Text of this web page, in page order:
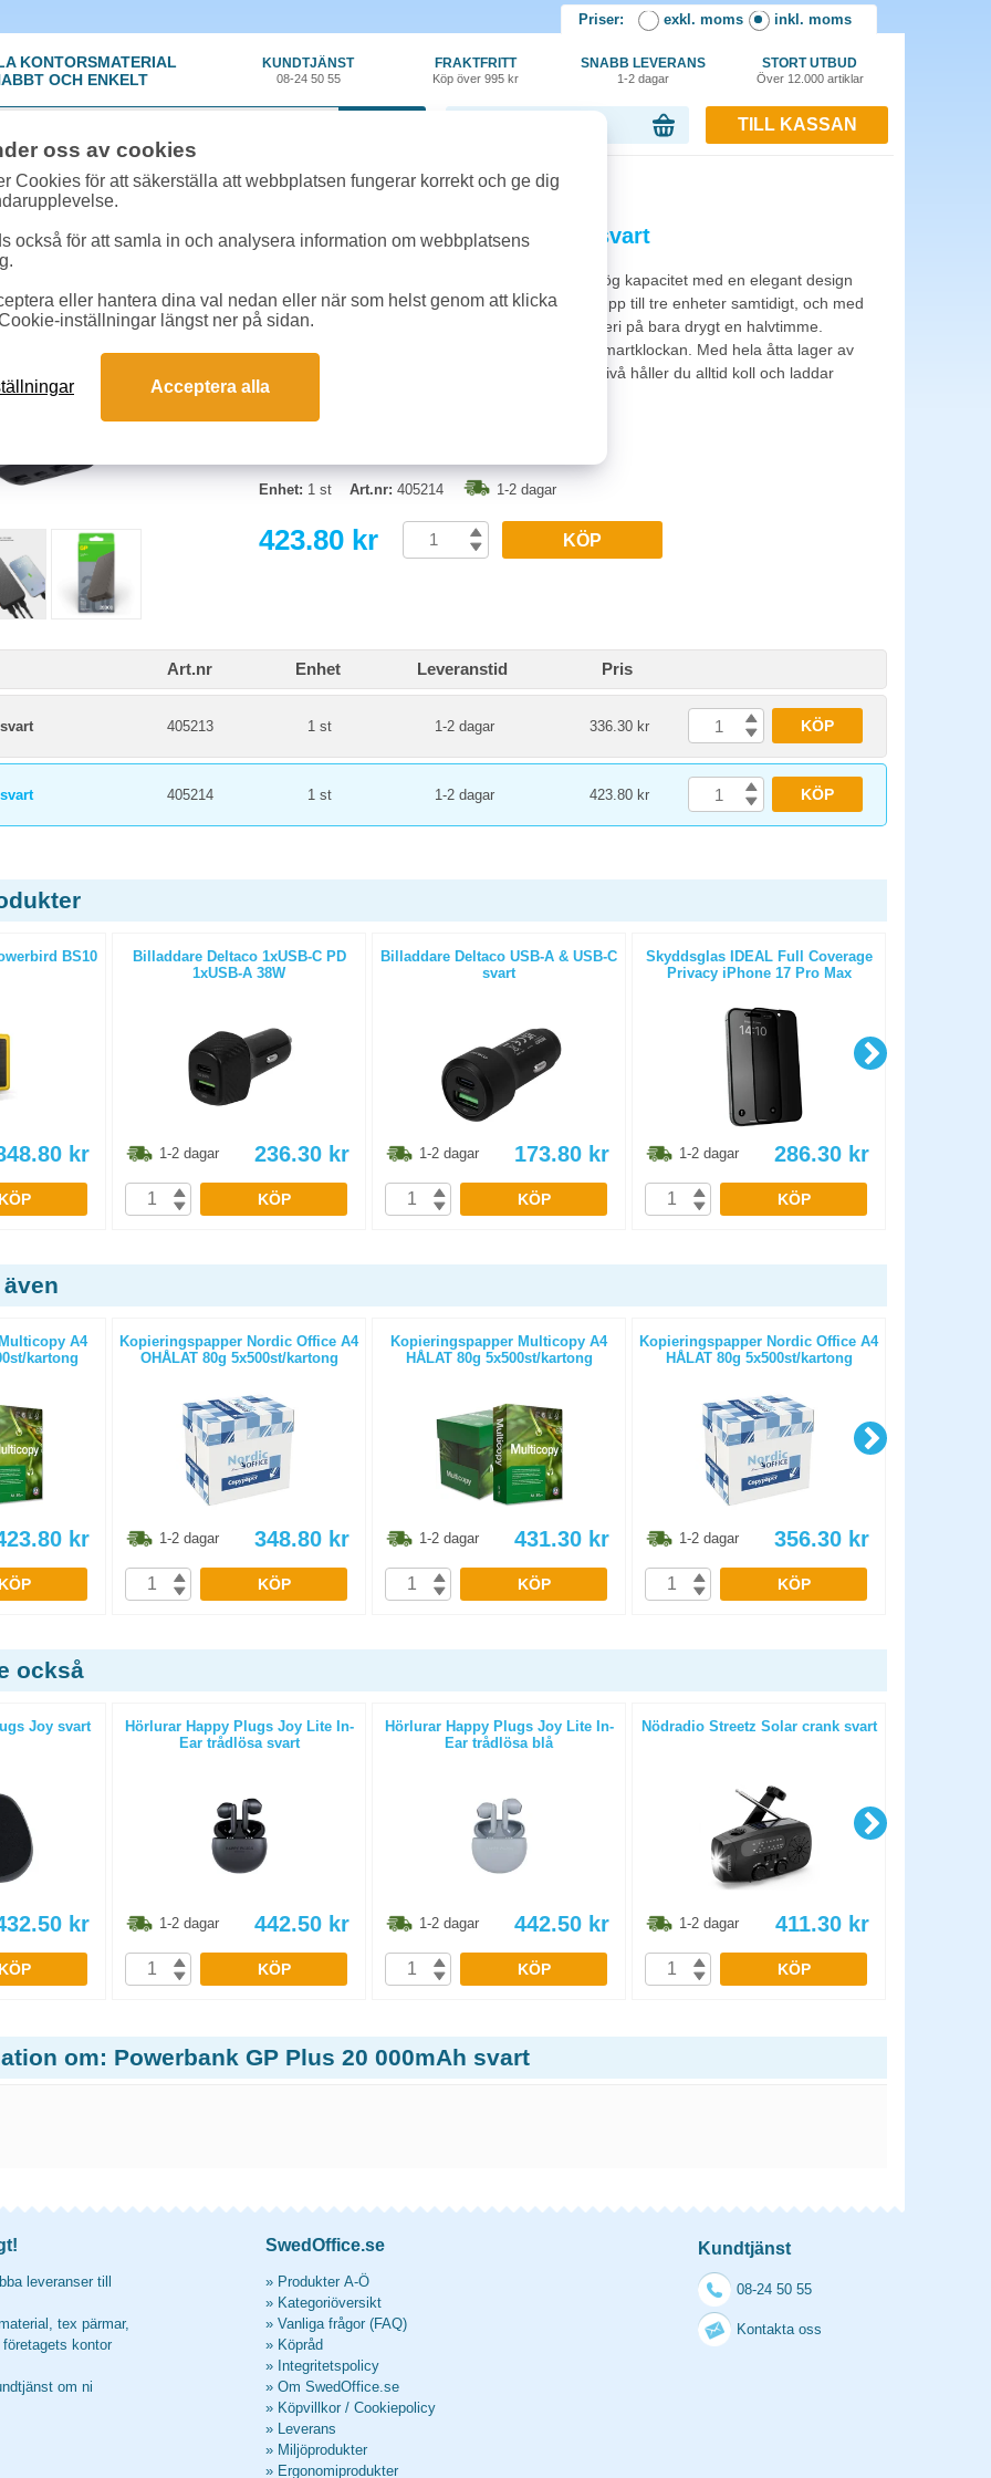
Priser: exkl. moms inkl. moms
KONTORSMATERIAL
OCH ENKELT
KUNDTJÄNST
08-24 50 55
FRAKTFRITT
Köp över 995 kr
SNABB LEVERANS
1-2 dagar
STORT UTBUD
Över 12.000 artiklar
TILL KASSAN
»iPhone tillbehör»Powerbank GP Plus 20 000mAh svart
Powerbank GP Plus 20 000mAh svart
En powerbank på 20 000 mAh som kombinerar hög kapacitet med en elegant design
och en exklusiv yta som sticker ut. Du kan ladda upp till tre enheter samtidigt, och med
snabbladdningsfunktionen får du upp till 50% batteri på bara drygt en halvtimme.
Perfekt för mobilen, surfplattan, hörlurarna eller smartklockan. Med hela åtta lager av
säkerhetsskydd och en tydlig indikator för batterinivå håller du alltid koll och laddar
tryggt, oavsett var du är.
Enhet: 1 st Art.nr: 405214 1-2 dagar
423.80 kr KÖP
Art.nr Enhet Leveranstid Pris
405213 1 st 1-2 dagar 336.30 kr KÖP
405214 1 st 1-2 dagar 423.80 kr KÖP
BS10
kr
KÖP
Billaddare Deltaco 1xUSB-C PD
1xUSB-A 38W
1-2 dagar 236.30 kr
KÖP
Billaddare Deltaco USB-A & USB-C
svart
1-2 dagar 173.80 kr
KÖP
Skyddsglas IDEAL Full Coverage
Privacy iPhone 17 Pro Max
1-2 dagar 286.30 kr
KÖP
A4
kartong
kr
KÖP
Kopieringspapper Nordic Office A4
OHÅLAT 80g 5x500st/kartong
1-2 dagar 348.80 kr
KÖP
Kopieringspapper Multicopy A4
HÅLAT 80g 5x500st/kartong
1-2 dagar 431.30 kr
KÖP
Kopieringspapper Nordic Office A4
HÅLAT 80g 5x500st/kartong
1-2 dagar 356.30 kr
KÖP
också
Joy svart
kr
KÖP
Hörlurar Happy Plugs Joy Lite In-
Ear trådlösa svart
1-2 dagar 442.50 kr
KÖP
Hörlurar Happy Plugs Joy Lite In-
Ear trådlösa blå
1-2 dagar 442.50 kr
KÖP
Nödradio Streetz Solar crank svart
1-2 dagar 411.30 kr
KÖP
om: Powerbank GP Plus 20 000mAh svart
leveranser till
tex pärmar,
kontor
om ni
SwedOffice.se
» Produkter A-Ö
» Kategoriöversikt
» Vanliga frågor (FAQ)
» Köpråd
» Integritetspolicy
» Om SwedOffice.se
» Köpvillkor / Cookiepolicy
» Leverans
» Miljöprodukter
» Ergonomiprodukter
Kundtjänst
08-24 50 55
Kontakta oss
oss av cookies
Cookies för att säkerställa att webbplatsen fungerar korrekt och ge dig
också för att samla in och analysera information om webbplatsens
eller hantera dina val nedan eller när som helst genom att klicka
inställningar längst ner på sidan.
Acceptera alla